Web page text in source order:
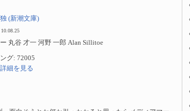
(新潮文庫)
10.08.25
丸谷 才一 河野 一郎 Alan Sillitoe
グ: 72005
細を見る